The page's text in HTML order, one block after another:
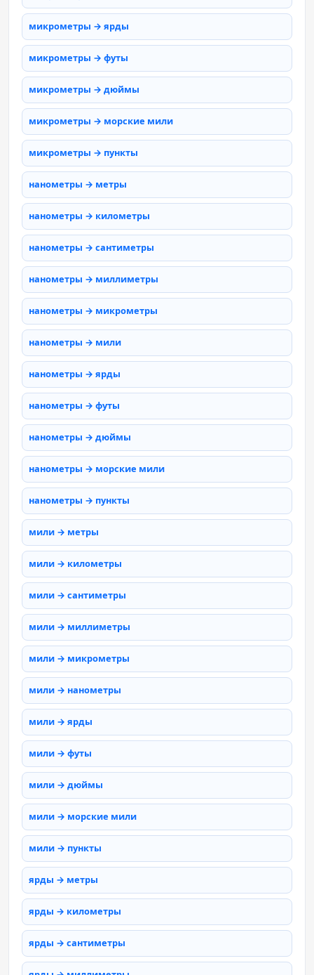
микрометры → ярды
микрометры → футы
микрометры → дюймы
микрометры → морские мили
микрометры → пункты
нанометры → метры
нанометры → километры
нанометры → сантиметры
нанометры → миллиметры
нанометры → микрометры
нанометры → мили
нанометры → ярды
нанометры → футы
нанометры → дюймы
нанометры → морские мили
нанометры → пункты
мили → метры
мили → километры
мили → сантиметры
мили → миллиметры
мили → микрометры
мили → нанометры
мили → ярды
мили → футы
мили → дюймы
мили → морские мили
мили → пункты
ярды → метры
ярды → километры
ярды → сантиметры